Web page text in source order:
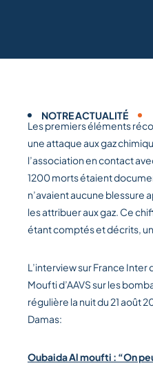
NOTRE ACTUALITÉ
Les premiers éléments
une attaque aux gaz
l’association en contact
1200 morts étaient
n’avaient aucune blessure
les attribuer aux gaz. Ce
étant comptés et décrits, un
L’interview sur France Inter
Moufti d’AAVS sur les
régulière la nuit du 21 août
Damas:
Oubaida Al moufti : “On